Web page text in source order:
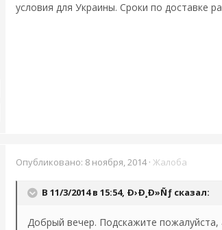
условия для Украины. Сроки по доставке
Опубликовано: 8 ноября, 2014· Жалоба
В 11/3/2014 в 15:54, Ð›Ð¸Ð»Ñƒ сказал:
Добрый вечер. Подскажите